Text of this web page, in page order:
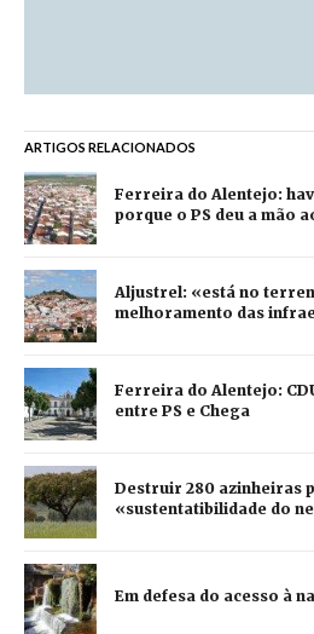
ARTIGOS RELACIONADOS
Ferreira do Alentejo:
porque o PS deu a mão
Aljustrel: «está no
melhoramento das
Ferreira do Alentejo:
entre PS e Chega
Destruir 280 azinheiras
«sustentatibilidade do
Em defesa do acesso à